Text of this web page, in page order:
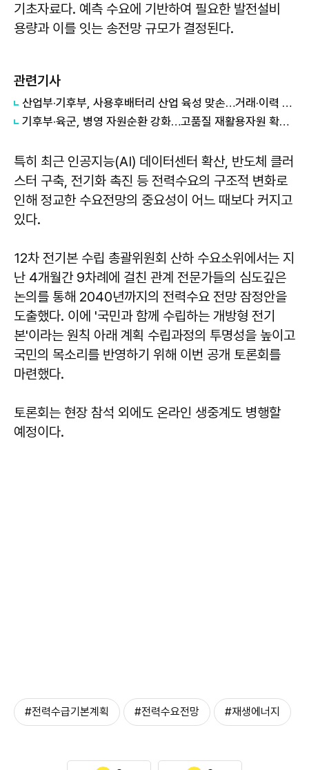
기초자료다. 예측 수요에 기반하여 필요한 발전설비
용량과 이를 잇는 송전망 규모가 결정된다.
관련기사
산업부·기후부, 사용후배터리 산업 육성 맞손…거래·이력 플랫폼 조성
기후부·육군, 병영 자원순환 강화…고품질 재활용자원 확보 맞손
특히 최근 인공지능(AI) 데이터센터 확산, 반도체 클러
스터 구축, 전기화 촉진 등 전력수요의 구조적 변화로
인해 정교한 수요전망의 중요성이 어느 때보다 커지고
있다.
12차 전기본 수립 총괄위원회 산하 수요소위에서는 지
난 4개월간 9차례에 걸친 관계 전문가들의 심도깊은
논의를 통해 2040년까지의 전력수요 전망 잠정안을
도출했다. 이에 '국민과 함께 수립하는 개방형 전기
본'이라는 원칙 아래 계획 수립과정의 투명성을 높이고
국민의 목소리를 반영하기 위해 이번 공개 토론회를
마련했다.
토론회는 현장 참석 외에도 온라인 생중계도 병행할
예정이다.
#전력수급기본계획 #전력수요전망 #재생에너지